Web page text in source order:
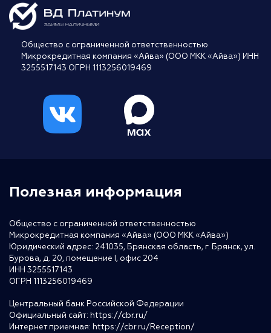
Общество с ограниченной ответственностью
Микрокредитная компания «Айва» (ООО МКК «Айва») ИНН
3255517143 ОГРН 1113256019469
Полезная информация
Общество с ограниченной ответственностью
Микрокредитная компания «Айва» (ООО МКК «Айва»)
Юридический адрес: 241035, Брянская область, г. Брянск, ул.
Бурова, д. 20, помещение I, офис 204
ИНН 3255517143
ОГРН 1113256019469
Центральный банк Российской Федерации
Официальный сайт: https://cbr.ru/
Интернет приемная: https://cbr.ru/Reception/